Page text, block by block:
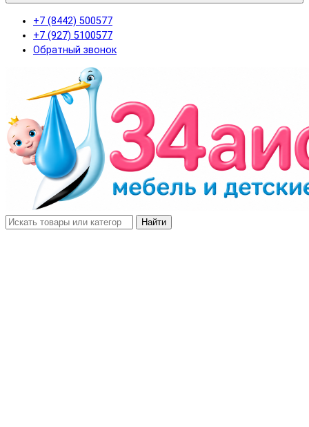
+7 (8442) 500577
+7 (927) 5100577
Обратный звонок
Найти